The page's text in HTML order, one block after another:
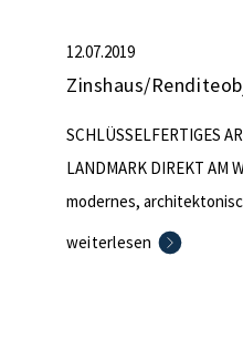
12.07.2019
SCHLÜSSELFERTIGES
LANDMARK DIREKT AM
modernes,
Geschäftshaus –
Genehmigung plus
weiterlesen